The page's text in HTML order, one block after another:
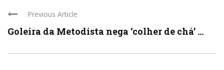
Previous Article
Goleira da Metodista nega ‘colher de chá’ ...